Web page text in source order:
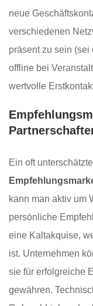
neue
verschiedenen
präsent zu sein
offline bei
wertvolle
Ein oft
kann man aktiv um
persönliche
eine Kaltakquise,
ist. Unternehmen
sie für erfolgreiche
gewähren.